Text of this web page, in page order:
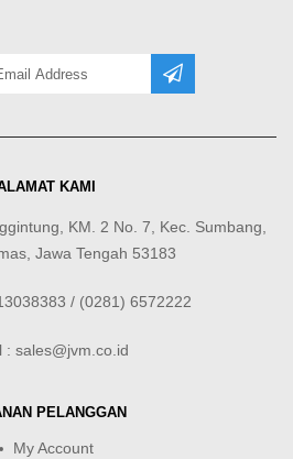
KAMI
KM. 2 No. 7, Kec. Sumbang,
Jawa Tengah 53183
/ (0281) 6572222
: sales@jvm.co.id
PELANGGAN
My Account